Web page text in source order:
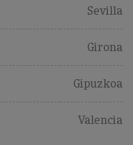
Sevilla
Girona
Gipuzkoa
Valencia